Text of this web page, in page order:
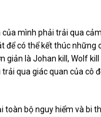
mình phải trải qua
để có thể kết thúc
giản là Johan kill, Wolf
qua giác quan của cô
bộ nguy hiểm và bi